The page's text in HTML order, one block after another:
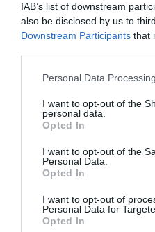
IAB’s list of downstream
also be disclosed by us to
Downstream Participants that
Please note that this website/
not limited to your visit or
grant or deny consent to
use your data for below
consent section.
Personal Data
I want to opt-out of the
personal data.
Opted In
I want to opt-out of the
Personal Data.
Opted In
I want to opt-out of
Personal Data for
Opted In
ΑΘΛΗΤΙΚΑ